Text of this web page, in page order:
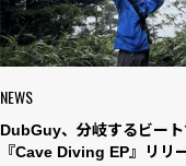
NEWS
DubGuy、分岐するビー
『Cave Diving EP』リリ